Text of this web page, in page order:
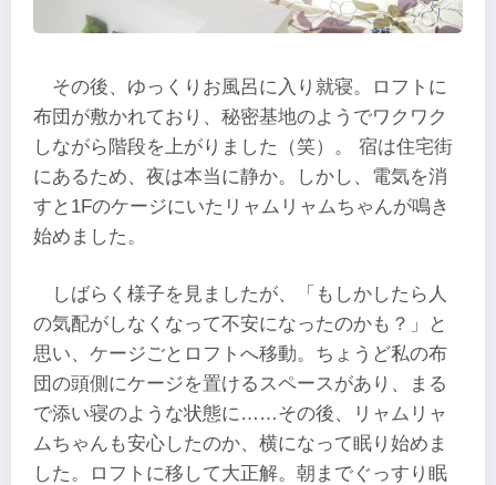
その後、ゆっくりお風呂に入り就寝。ロフトに
布団が敷かれており、秘密基地のようでワクワク
しながら階段を上がりました（笑）。 宿は住宅街
にあるため、夜は本当に静か。しかし、電気を消
すと1Fのケージにいたリャムリャムちゃんが鳴き
始めました。
しばらく様子を見ましたが、「もしかしたら人
の気配がしなくなって不安になったのかも？」と
思い、ケージごとロフトへ移動。ちょうど私の布
団の頭側にケージを置けるスペースがあり、まる
で添い寝のような状態に……その後、リャムリャ
ムちゃんも安心したのか、横になって眠り始めま
した。ロフトに移して大正解。朝までぐっすり眠